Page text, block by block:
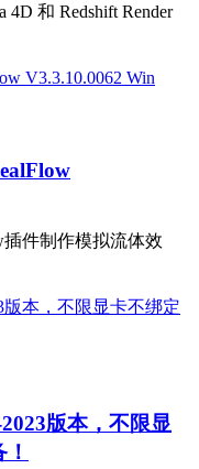
和 Redshift Render
插件制作模拟流体效
版本，不限显